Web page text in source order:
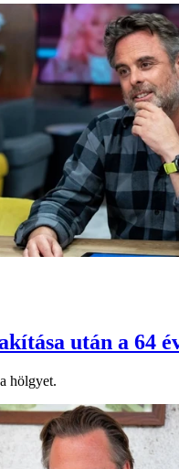
után a 64
hölgyet.